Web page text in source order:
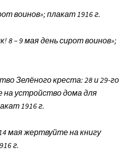
воинов»; плакат 1916 г.
8 – 9 мая день сирот воинов»;
Зелёного креста: 28 и 29-го
на устройство дома для
1916 г.
мая жертвуйте на книгу
г.